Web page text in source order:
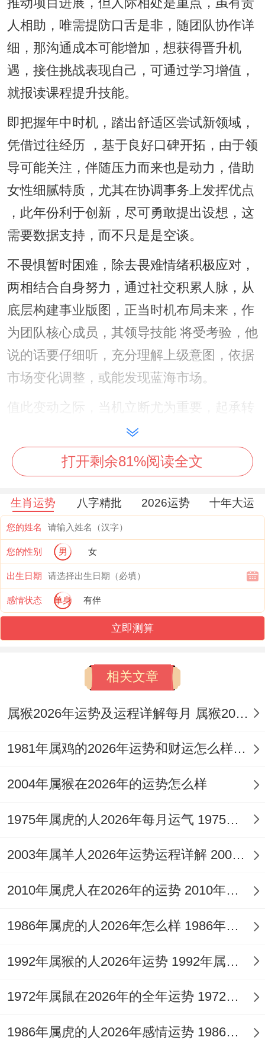
推动项目进展，但人际相处是重点，虽有贵
人相助，唯需提防口舌是非，随团队协作详
细，那沟通成本可能增加，想获得晋升机
遇，接住挑战表现自己，可通过学习增值，
就报读课程提升技能。
即把握年中时机，踏出舒适区尝试新领域，
凭借过往经历 ，基于良好口碑开拓，由于领
导可能关注，伴随压力而来也是动力，借助
女性细腻特质，尤其在协调事务上发挥优点
，此年份利于创新，尽可勇敢提出设想，这
需要数据支持，而不只是是空谈。
不畏惧暂时困难，除去畏难情绪积极应对，
两相结合自身努力，通过社交积累人脉，从
底层构建事业版图，正当时机布局未来，作
为团队核心成员，其领导技能 将受考验，他
说的话要仔细听，充分理解上级意图，依据
市场变化调整，或能发现蓝海市场。
值此变动之际，当机立断尤为重要，起承转
合间，生肖猪女韧性十足，只有坚持到底，
结合天时才能成就，依据每月运势起伏，灵
活调整工作节奏。
属猪女2026年财运分析
财运呈现上升趋势。火旺催生财运，但理财
方式需调整，虽有入账机遇，唯开销可能同
步增大，随情绪消费增多，那不必要的支出
要控制，想积累财富重在规划，接下来看正
财，可依靠工作收入稳步提升，就投资而言
凭直觉有时靠不住。基于理性分析更安全，
心参与，借助专业理财建议，尤其下半年有
好时机，此时可考虑长线，尽量减少短线炒
目跟风投资，除去贪念见好就收。
两在领域 的财源，通过主业副业并进，从生
庭财政掌管者，其决策作用全家，他说市场
热闹别急，充分研究再作决定，据自身风险
注意，当心合同纠纷破财。
起始阶段宜保守，生肖猪女2026年，只有守
蟾来献瑞吊坠，此物专为属猪人设计，蟾来
献瑞寓意吉祥，由三足金蟾口衔钱币，坐在
打开剩余81%阅读全文
生肖运势 八字精批 2026运势 十年大运
您的姓名
您的性别 男 女
出生日期
感情状态 单身 有伴
立即测算
相关文章
属猴2026年运势及运程详解每月 属猴2026年每月运势及运程详解
1981年属鸡的2026年运势和财运怎么样呢 1981年属鸡的婚姻状况
2004年属猴在2026年的运势怎么样
1975年属虎的人2026年每月运气 1975年属虎的是什么星座
2003年属羊人2026年运势运程详解 2003年属羊人的命运
2010年属虎人在2026年的运势 2010年属虎人2026
1986年属虎的人2026年怎么样 1986年属虎的5位吉利数字
1992年属猴的人2026年运势 1992年属猴人2026年运势及运程
1972年属鼠在2026年的全年运势 1972年属鼠在52岁后的运气
1986年属虎的人2026年感情运势 1986年属虎的人这一生婚姻怎么样